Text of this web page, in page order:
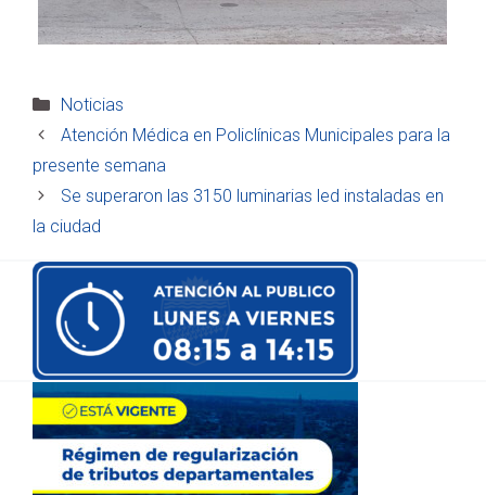
Categorías
Noticias
Atención Médica en Policlínicas Municipales para la
presente semana
Se superaron las 3150 luminarias led instaladas en
la ciudad